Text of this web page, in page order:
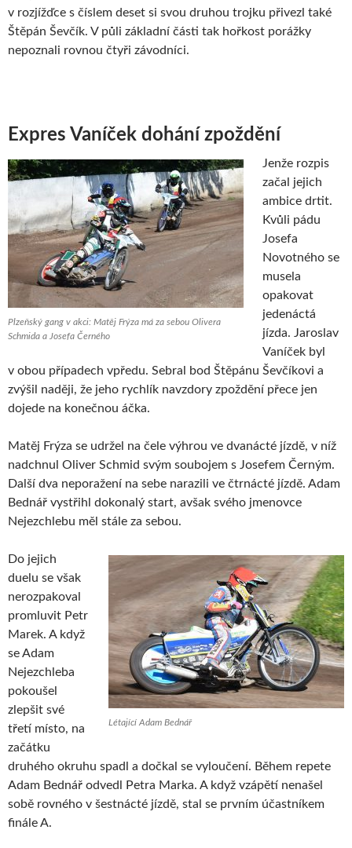
v rozjížďce s číslem deset si svou druhou trojku přivezl také
Štěpán Ševčík. V půli základní části tak hořkost porážky
nepoznali rovnou čtyři závodníci.
Expres Vaníček dohání zpoždění
Plzeňský gang v akci: Matěj Frýza má za sebou Olivera
Schmida a Josefa Černého
Jenže rozpis
začal jejich
ambice drtit.
Kvůli pádu
Josefa
Novotného se
musela
opakovat
jedenáctá
jízda. Jaroslav
Vaníček byl
v obou případech vpředu. Sebral bod Štěpánu Ševčíkovi a
zvýšil naději, že jeho rychlík navzdory zpoždění přece jen
dojede na konečnou áčka.
Matěj Frýza se udržel na čele výhrou ve dvanácté jízdě, v níž
nadchnul Oliver Schmid svým soubojem s Josefem Černým.
Další dva neporažení na sebe narazili ve čtrnácté jízdě. Adam
Bednář vystřihl dokonalý start, avšak svého jmenovce
Nejezchlebu měl stále za sebou.
Létající Adam Bednář
Do jejich
duelu se však
nerozpakoval
promluvit Petr
Marek. A když
se Adam
Nejezchleba
pokoušel
zlepšit své
třetí místo, na
začátku
druhého okruhu spadl a dočkal se vyloučení. Během repete
Adam Bednář odvedl Petra Marka. A když vzápětí nenašel
sobě rovného v šestnácté jízdě, stal se prvním účastníkem
finále A.